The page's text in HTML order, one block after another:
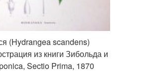
(Hydrangea scandens)
из книги Зибольда и
Sectio Prima, 1870